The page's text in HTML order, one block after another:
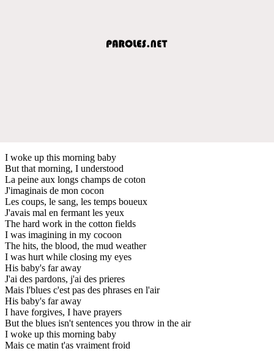
I woke up this morning baby
But that morning, I understood
La peine aux longs champs de coton
J'imaginais de mon cocon
Les coups, le sang, les temps boueux
J'avais mal en fermant les yeux
The hard work in the cotton fields
I was imagining in my cocoon
The hits, the blood, the mud weather
I was hurt while closing my eyes
His baby's far away
J'ai des pardons, j'ai des prieres
Mais l'blues c'est pas des phrases en l'air
His baby's far away
I have forgives, I have prayers
But the blues isn't sentences you throw in the air
I woke up this morning baby
Mais ce matin t'as vraiment froid